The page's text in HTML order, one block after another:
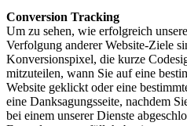
Conversion Tracking
Um zu sehen, wie erfolgreich
Verfolgung anderer Website-Ziele
Konversionspixel, die kurze
mitzuteilen, wann Sie auf eine
Website geklickt oder eine
eine Danksagungsseite, nachdem
bei einem unserer Dienste